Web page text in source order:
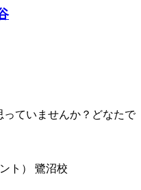
ていませんか？どなたで